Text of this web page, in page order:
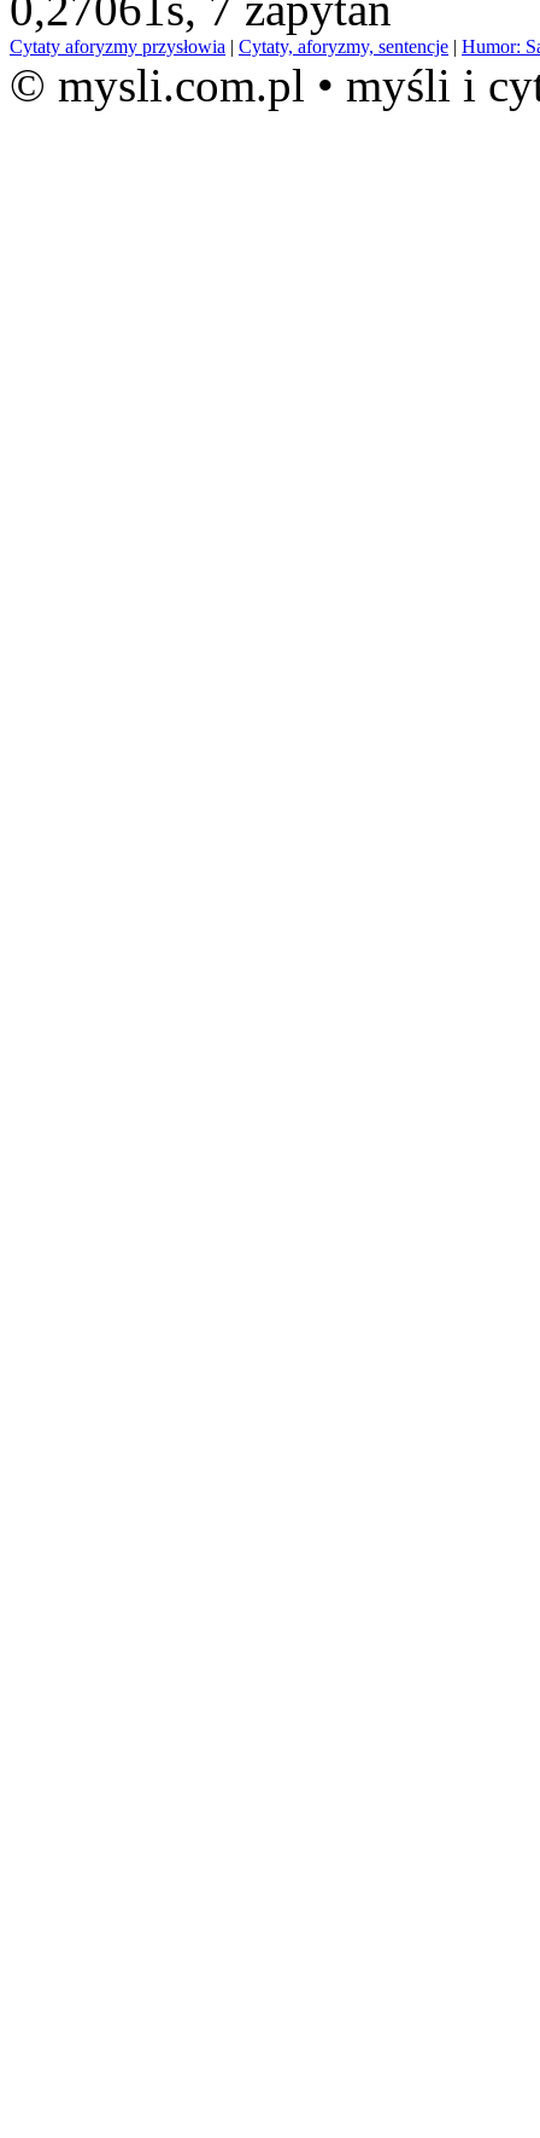
Cytaty aforyzmy przysłowia | Cytaty, aforyzmy, sentencje | Humor:
© mysli.com.pl • myśli i